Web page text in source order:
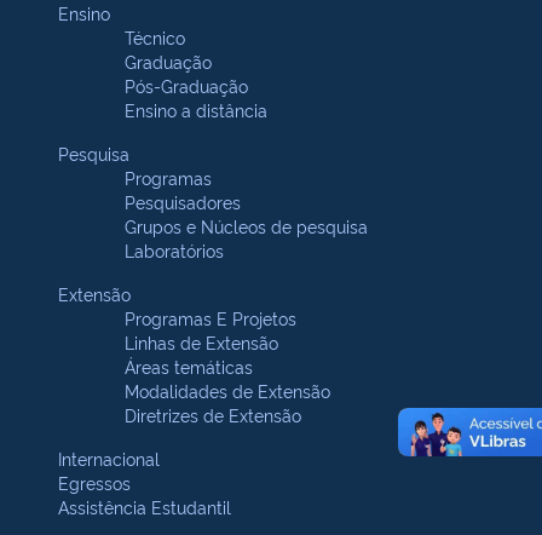
Ensino
Técnico
Graduação
Pós-Graduação
Ensino a distância
Pesquisa
Programas
Pesquisadores
Grupos e Núcleos de pesquisa
Laboratórios
Extensão
Programas E Projetos
Linhas de Extensão
Áreas temáticas
Modalidades de Extensão
Diretrizes de Extensão
Internacional
Egressos
Assistência Estudantil